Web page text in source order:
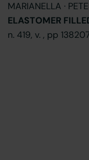
MARIANELLA ·
ELASTOMER
n. 419, v. , pp